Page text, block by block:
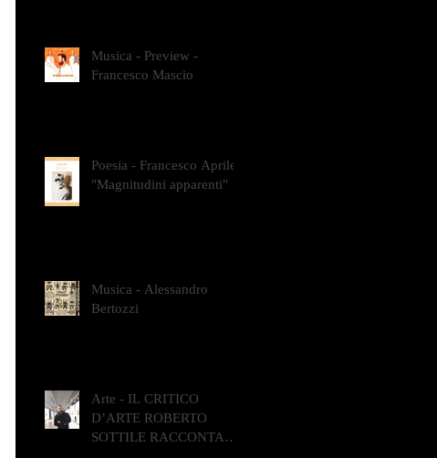
Musica - Preview -
Francesco Mascio
Poesia - Francesco Aprile -
"Magnitudini apparenti"
Musica - Alessandro
Bertozzi
Arte - IL CRITICO
D’ARTE ROBERTO
SOTTILE RACCONTA